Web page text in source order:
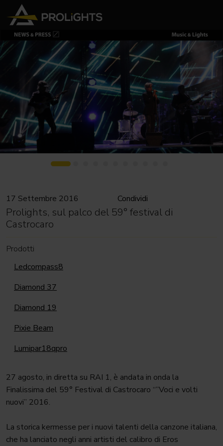
17 Settembre 2016 Condividi
Prolights, sul palco del 59° festival di
Castrocaro
Prodotti
Ledcompass8
Diamond 37
Diamond 19
Pixie Beam
Lumipar18qpro
27 agosto, in diretta su RAI 1, è andata in onda la
Finalissima del 59° Festival di Castrocaro “”Voci e volti
nuovi” 2016.
La storica kermesse per i nuovi talenti della canzone italiana,
che ha lanciato negli anni artisti del calibro di Eros